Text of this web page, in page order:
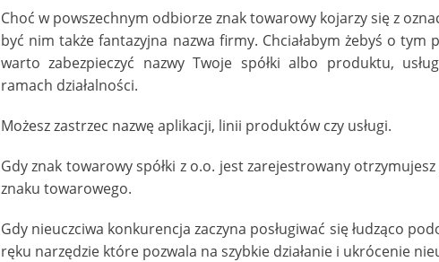
Choć w powszechnym odbiorze znak towarowy kojarzy się z
być nim także fantazyjna nazwa firmy. Chciałabym żebyś o tym
warto zabezpieczyć nazwy Twoje spółki albo produktu,
ramach działalności.
Możesz zastrzec nazwę aplikacji, linii produktów czy usługi.
Gdy znak towarowy spółki z o.o. jest zarejestrowany otrzymujesz
znaku towarowego.
Gdy nieuczciwa konkurencja zaczyna posługiwać się łudząco
ręku narzędzie które pozwala na szybkie działanie i ukrócenie